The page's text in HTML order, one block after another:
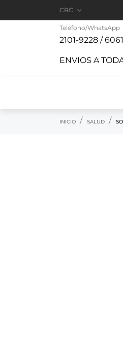
CRC 
Teléfono/WhatsApp
2101-9228 /
ENVIOS A
INICIO SALUD